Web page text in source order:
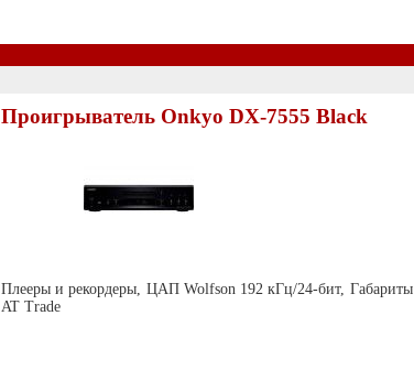
Проигрыватель Onkyo DX-7555 Black
Плееры и рекордеры, ЦАП Wolfson 192 кГц/24-бит,
AT Trade